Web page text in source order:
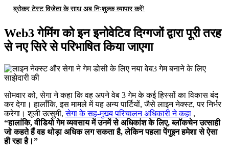
ब्रोकर टेस्ट विजेता के साथ अब निःशुल्क व्यापार करें!
Web3 गेमिंग को इन इनोवेटिव दिग्गजों द्वारा पूरी तरह
से नए सिरे से परिभाषित किया जाएगा
सोमवार को, सेगा ने कहा कि वह अपने वेब 3 गेम के कई हिस्सों का विकास बंद
कर देगा। हालाँकि, इस मामले में यह अन्य पार्टियों, जैसे लाइन नेक्स्ट, पर निर्भर
करेगा। शूजी उत्सुमी,सेगा के सह-मुख्य परिचालन अधिकारी ने कहा ,
“हालांकि, वीडियो गेम व्यवसाय में उनमें से अधिकांश के लिए, ब्लॉकचेन उत्साही
जो कहते हैं वह थोड़ा अधिक लग सकता है, लेकिन पहला पेंगुइन हमेशा से ऐसा
ही रहा है।”